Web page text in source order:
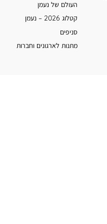
העולם של נעמן
קטלוג 2026 – נעמן
סניפים
מתנות לארגונים וחברות